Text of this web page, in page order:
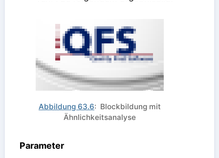
Abbildung 63.6: Blockbildung mit
Ähnlichkeitsanalyse
Parameter